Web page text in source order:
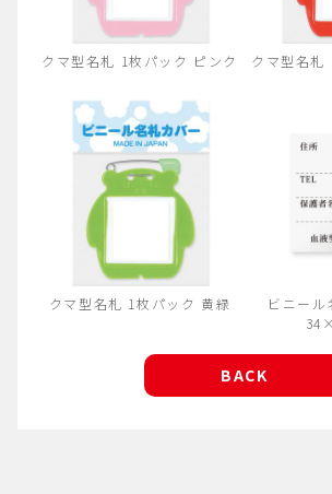
クマ型名札 1枚パック ピンク クマ型名札
クマ型名札 1枚パック 黄緑
ビニール
BACK